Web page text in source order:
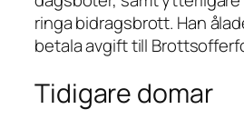
ringa bidragsbrott. Han
betala avgift till
Tidigare domar